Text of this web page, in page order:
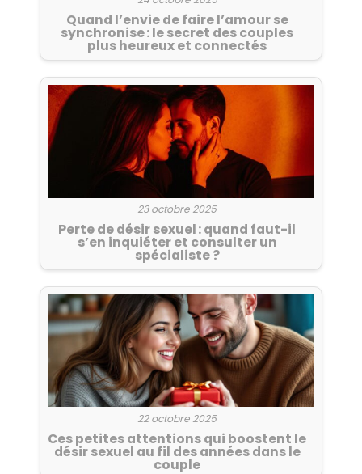
Quand l’envie de faire l’amour se
synchronise : le secret des couples
plus heureux et connectés
23 octobre 2025
Perte de désir sexuel : quand faut-il
s’en inquiéter et consulter un
spécialiste ?
22 octobre 2025
Ces petites attentions qui boostent le
désir sexuel au fil des années dans le
couple